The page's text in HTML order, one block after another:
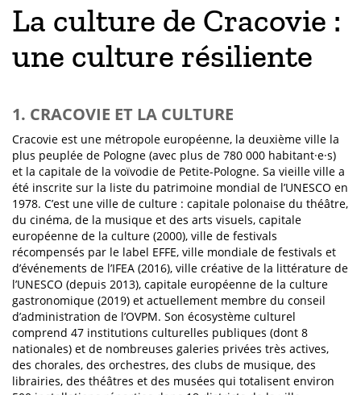
La culture de Cracovie :
une culture résiliente
1. CRACOVIE ET LA CULTURE
Cracovie est une métropole européenne, la deuxième ville la
plus peuplée de Pologne (avec plus de 780 000 habitant·e·s)
et la capitale de la voïvodie de Petite-Pologne. Sa vieille ville a
été inscrite sur la liste du patrimoine mondial de l’UNESCO en
1978. C’est une ville de culture : capitale polonaise du théâtre,
du cinéma, de la musique et des arts visuels, capitale
européenne de la culture (2000), ville de festivals
récompensés par le label EFFE, ville mondiale de festivals et
d’événements de l’IFEA (2016), ville créative de la littérature de
l’UNESCO (depuis 2013), capitale européenne de la culture
gastronomique (2019) et actuellement membre du conseil
d’administration de l’OVPM. Son écosystème culturel
comprend 47 institutions culturelles publiques (dont 8
nationales) et de nombreuses galeries privées très actives,
des chorales, des orchestres, des clubs de musique, des
librairies, des théâtres et des musées qui totalisent environ